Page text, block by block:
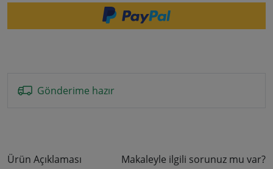
Gönderime hazır
Ürün Açıklaması Makaleyle ilgili sorunuz mu var?